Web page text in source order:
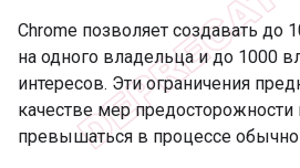
Chrome позволяет создавать до
на одного владельца и до 1000
интересов. Эти ограничения
качестве мер
превышаться в процессе